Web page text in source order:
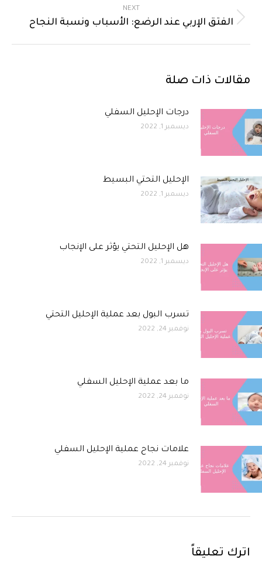
NEXT
الفتق الإربي عند الرضع: الأسباب ونسبة النجاح
مقالات ذات صلة
درجات الإحليل السفلي
ديسمبر 1, 2022
الإحليل التحتي البسيط
ديسمبر 1, 2022
هل الإحليل التحتي يؤثر على الإنجاب
ديسمبر 1, 2022
تسرب البول بعد عملية الإحليل التحتي
نوفمبر 24, 2022
ما بعد عملية الإحليل السفلي
نوفمبر 24, 2022
علامات نجاح عملية الإحليل السفلي
نوفمبر 24, 2022
اترك تعليقاً